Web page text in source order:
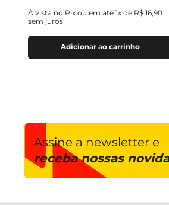
À vista no Pix ou em até 1x de R$ 16,90
sem juros
Adicionar ao carrinho
Assine a newsletter e
receba nossas